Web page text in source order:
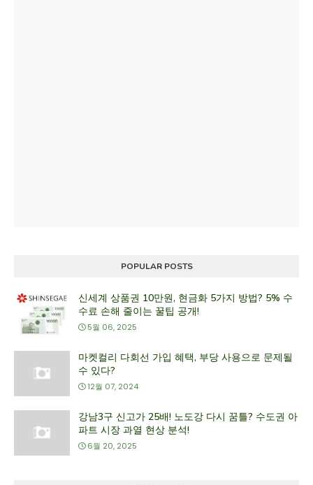
POPULAR POSTS
신세계 상품권 10만원, 현금화 5가지 방법? 5% 수
수료 손해 줄이는 꿀팁 공개!
5월 06, 2025
마켓컬리 다회선 가입 혜택, 부당 사용으로 문제될
수 있다?
12월 07, 2024
강남3구 신고가 25배! 노도강 다시 꿈틀? 수도권 아
파트 시장 과열 현상 분석!
6월 20, 2025